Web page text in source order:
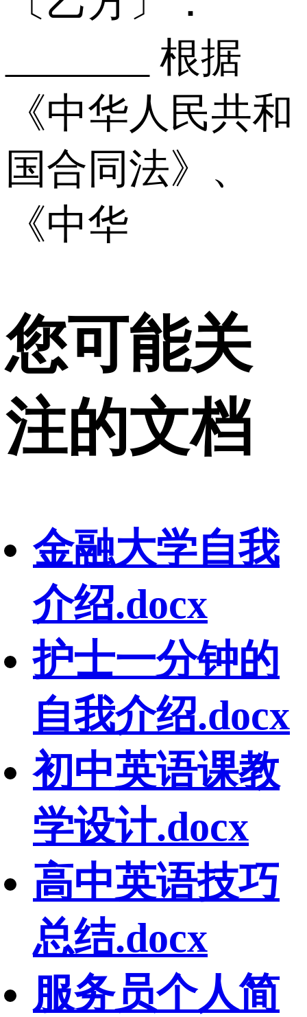
_______ 根据
《中华人民共和
国合同法》、
《中华
您可能关
注的文档
金融大学自我
介绍.docx
护士一分钟的
自我介绍.docx
初中英语课教
学设计.docx
高中英语技巧
总结.docx
服务员个人简